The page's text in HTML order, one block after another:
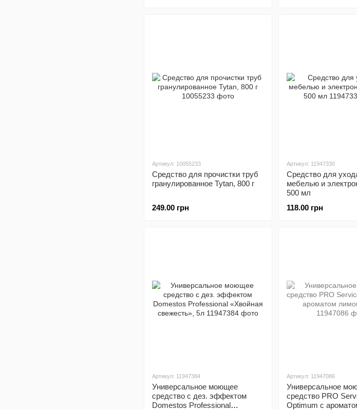
Артикул: 10055233
Средство для прочистки труб
гранулированное Tytan, 800 г
249.00 грн
Артикул: 11947330
Средство для
мебелью и
500 мл
118.00 грн
Артикул: 11947384
Универсальное моющее
средство с дез. эффектом
Domestos Professional
Артикул: 11947086
Универсальное
средство PRO
Optimum с